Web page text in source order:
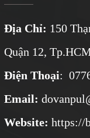
Địa Chỉ: 150
Quận 12,
Điện Thoại:
Email:
Website: https://